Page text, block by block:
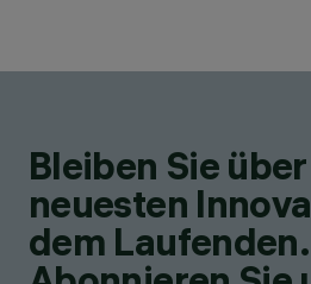
Bleiben Sie
neuesten
dem Laufenden.